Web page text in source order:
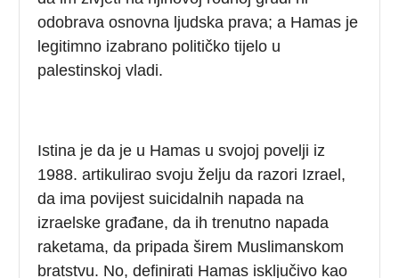
odobrava osnovna ljudska prava; a Hamas je
legitimno izabrano političko tijelo u
palestinskoj vladi.
Istina je da je u Hamas u svojoj povelji iz
1988. artikulirao svoju želju da razori Izrael,
da ima povijest suicidalnih napada na
izraelske građane, da ih trenutno napada
raketama, da pripada širem Muslimanskom
bratstvu. No, definirati Hamas isključivo kao